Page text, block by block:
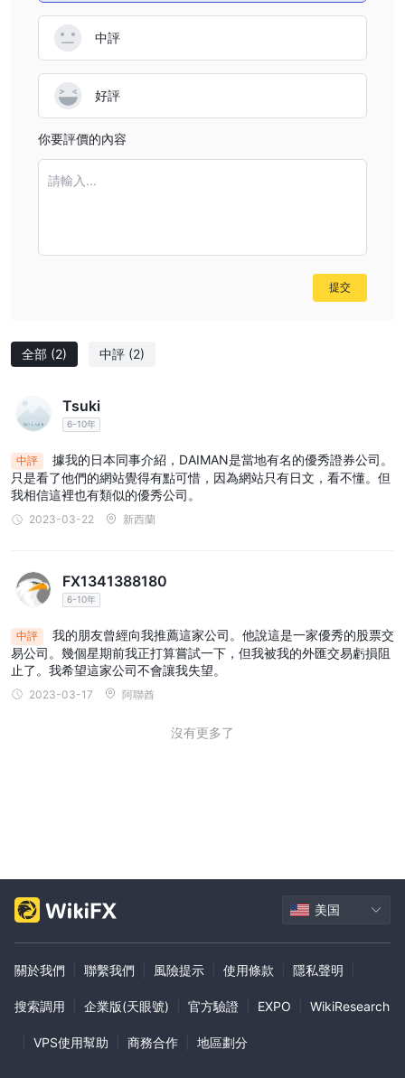
全部 (2) 中評 (2)
Tsuki
6-10年
中評
據我的日本同事介紹，DAIMAN是當地有名的優秀證券公司。
只是看了他們的網站覺得有點可惜，因為網站只有日文，看不懂。但
我相信這裡也有類似的優秀公司。
2023-03-22 新西蘭
FX1341388180
6-10年
中評
我的朋友曾經向我推薦這家公司。他說這是一家優秀的股票交
易公司。幾個星期前我正打算嘗試一下，但我被我的外匯交易虧損阻
止了。我希望這家公司不會讓我失望。
2023-03-17 阿聯酋
沒有更多了
中評
好評
你要評價的內容
請輸入...
提交
美国
關於我們 聯繫我們 風險提示 使用條款 隱私聲明
搜索調用 企業版(天眼號) 官方驗證 EXPO WikiResearch
VPS使用幫助 商務合作 地區劃分